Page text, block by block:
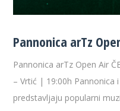
Pannonica arTz
Pannonica arTz Open Air
– Vrtić | 19:00h Pannonica
predstavljaju popularni